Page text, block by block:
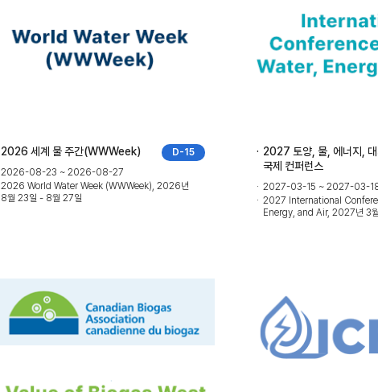
D-15
2026 세계 물 주간(WWWeek)
2026-08-23 ~ 2026-08-27
2026 World Water Week (WWWeek), 2026년
8월 23일 - 8월 27일
2027 토양, 물, 에너지,
국제 컨퍼런스
2027-03-15 ~ 2027-03-
2027 International
Energy, and Air, 2027년 3